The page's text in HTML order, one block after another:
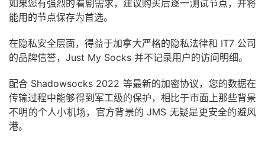
如果您有强烈的看剧需求，建议购买后逐一测试节点，并将
能用的节点保存为首选。
在隐私安全层面，得益于加拿大严格的隐私法律和 IT7 公司
的品牌信誉，Just My Socks 并不记录用户的访问明细。
配合 Shadowsocks 2022 等最新的加密协议，您的数据在
传输过程中能够得到军工级的保护，相比于市面上那些背景
不明的个人小机场，官方背景的 JMS 无疑是更安全的避风
港。